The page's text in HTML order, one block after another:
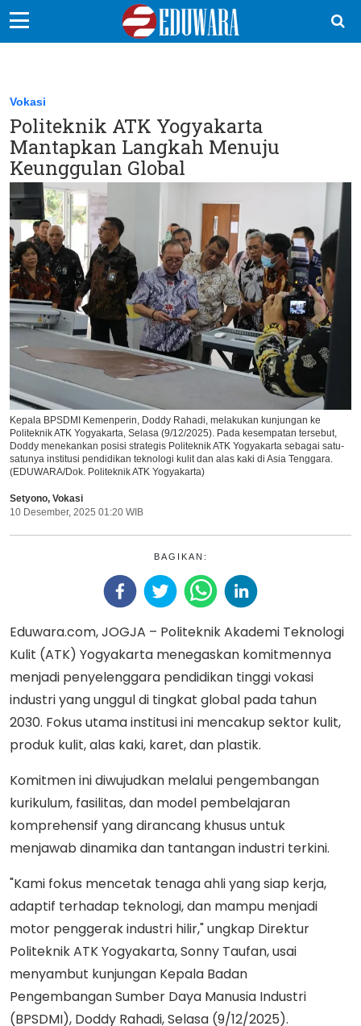
Sekolah Kita
Vokasi
Kampus
Idea
Sains
EduDana
Ikuti Kami di:
Vokasi
Politeknik ATK Yogyakarta
Mantapkan Langkah Menuju
Keunggulan Global
Kepala BPSDMI Kemenperin, Doddy Rahadi, melakukan kunjungan ke
Politeknik ATK Yogyakarta, Selasa (9/12/2025). Pada kesempatan tersebut,
Doddy menekankan posisi strategis Politeknik ATK Yogyakarta sebagai satu-
satunya institusi pendidikan teknologi kulit dan alas kaki di Asia Tenggara.
(EDUWARA/Dok. Politeknik ATK Yogyakarta)
Setyono, Vokasi
10 Desember, 2025 01:20 WIB
BAGIKAN:
Eduwara.com, JOGJA – Politeknik Akademi Teknologi
Kulit (ATK) Yogyakarta menegaskan komitmennya
menjadi penyelenggara pendidikan tinggi vokasi
industri yang unggul di tingkat global pada tahun
2030. Fokus utama institusi ini mencakup sektor kulit,
produk kulit, alas kaki, karet, dan plastik.
Komitmen ini diwujudkan melalui pengembangan
kurikulum, fasilitas, dan model pembelajaran
komprehensif yang dirancang khusus untuk
menjawab dinamika dan tantangan industri terkini.
"Kami fokus mencetak tenaga ahli yang siap kerja,
adaptif terhadap teknologi, dan mampu menjadi
motor penggerak industri hilir," ungkap Direktur
Politeknik ATK Yogyakarta, Sonny Taufan, usai
menyambut kunjungan Kepala Badan
Pengembangan Sumber Daya Manusia Industri
(BPSDMI), Doddy Rahadi, Selasa (9/12/2025).